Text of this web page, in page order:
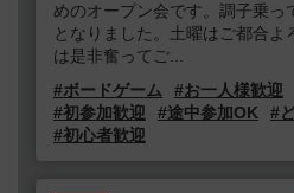
めのオープン会です。調子乗っ
となりました。土曜はご都合よ
は是非奮ってご...
#ボードゲーム
#お一人様歓迎
#初参加歓迎
#途中参加OK
#
#初心者歓迎